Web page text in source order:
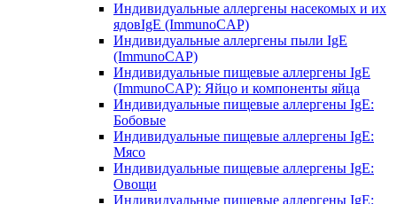
Индивидуальные аллергены насекомых и их
ядовIgE (ImmunoCAP)
Индивидуальные аллергены пыли IgE
(ImmunoCAP)
Индивидуальные пищевые аллергены IgE
(ImmunoCAP): Яйцо и компоненты яйца
Индивидуальные пищевые аллергены IgE:
Бобовые
Индивидуальные пищевые аллергены IgE:
Мясо
Индивидуальные пищевые аллергены IgE:
Овощи
Индивидуальные пищевые аллергены IgE: